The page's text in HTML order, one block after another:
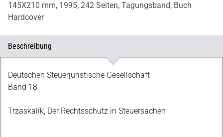
145X210 mm, 1995, 242 Seiten, Tagungsband, Buch
Hardcover
Beschreibung
Beschreibung
Deutschen Steuerjuristische Gesellschaft
Band 18
Trzaskalik, Der Rechtsschutz in Steuersachen